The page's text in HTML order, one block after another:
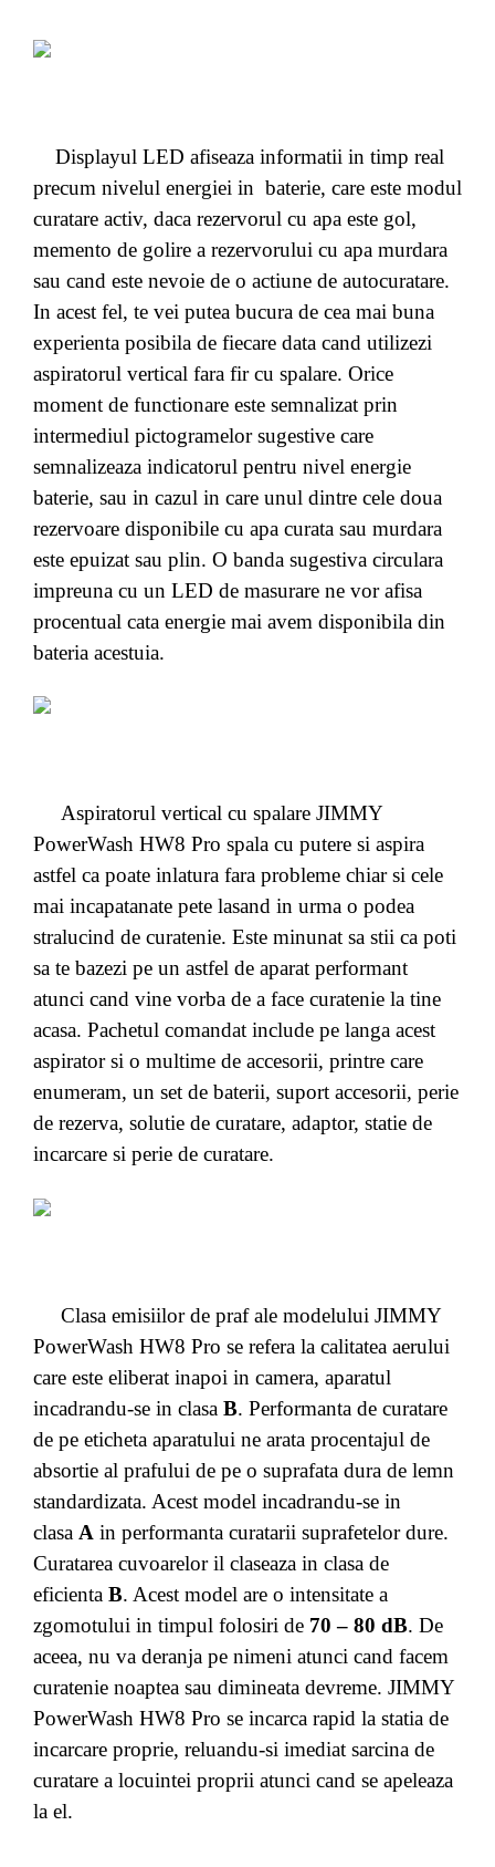
Displayul LED afiseaza informatii in timp real
precum nivelul energiei in baterie, care este modul
curatare activ, daca rezervorul cu apa este gol,
memento de golire a rezervorului cu apa murdara
sau cand este nevoie de o actiune de autocuratare.
In acest fel, te vei putea bucura de cea mai buna
experienta posibila de fiecare data cand utilizezi
aspiratorul vertical fara fir cu spalare. Orice
moment de functionare este semnalizat prin
intermediul pictogramelor sugestive care
semnalizeaza indicatorul pentru nivel energie
baterie, sau in cazul in care unul dintre cele doua
rezervoare disponibile cu apa curata sau murdara
este epuizat sau plin. O banda sugestiva circulara
impreuna cu un LED de masurare ne vor afisa
procentual cata energie mai avem disponibila din
bateria acestuia.
Aspiratorul vertical cu spalare JIMMY
PowerWash HW8 Pro spala cu putere si aspira
astfel ca poate inlatura fara probleme chiar si cele
mai incapatanate pete lasand in urma o podea
stralucind de curatenie. Este minunat sa stii ca poti
sa te bazezi pe un astfel de aparat performant
atunci cand vine vorba de a face curatenie la tine
acasa. Pachetul comandat include pe langa acest
aspirator si o multime de accesorii, printre care
enumeram, un set de baterii, suport accesorii, perie
de rezerva, solutie de curatare, adaptor, statie de
incarcare si perie de curatare.
Clasa emisiilor de praf ale modelului JIMMY
PowerWash HW8 Pro se refera la calitatea aerului
care este eliberat inapoi in camera, aparatul
incadrandu-se in clasa B. Performanta de curatare
de pe eticheta aparatului ne arata procentajul de
absortie al prafului de pe o suprafata dura de lemn
standardizata. Acest model incadrandu-se in
clasa A in performanta curatarii suprafetelor dure.
Curatarea cuvoarelor il claseaza in clasa de
eficienta B. Acest model are o intensitate a
zgomotului in timpul folosiri de 70 – 80 dB. De
aceea, nu va deranja pe nimeni atunci cand facem
curatenie noaptea sau dimineata devreme. JIMMY
PowerWash HW8 Pro se incarca rapid la statia de
incarcare proprie, reluandu-si imediat sarcina de
curatare a locuintei proprii atunci cand se apeleaza
la el.